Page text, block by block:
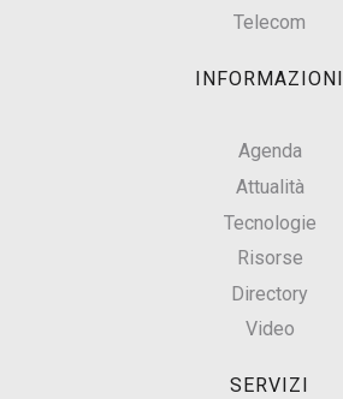
Telecom
INFORMAZIONI
Agenda
Attualità
Tecnologie
Risorse
Directory
Video
SERVIZI